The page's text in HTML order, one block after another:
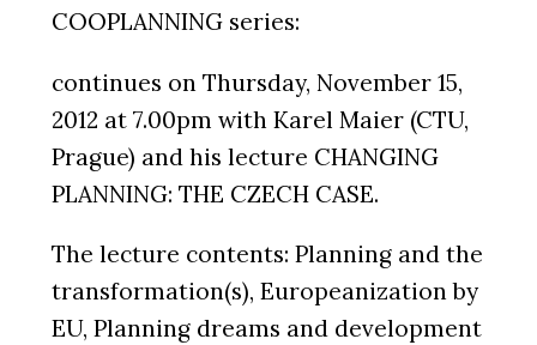
COOPLANNING series:
continues on Thursday, November 15,
2012 at 7.00pm with Karel Maier (CTU,
Prague) and his lecture CHANGING
PLANNING: THE CZECH CASE.
The lecture contents: Planning and the
transformation(s), Europeanization by
EU, Planning dreams and development